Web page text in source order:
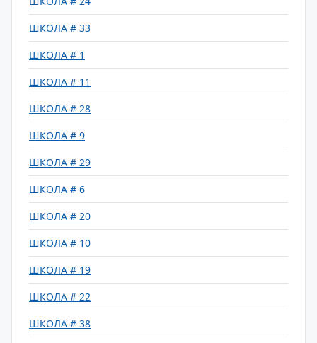
ШКОЛА # 33
ШКОЛА # 1
ШКОЛА # 11
ШКОЛА # 28
ШКОЛА # 9
ШКОЛА # 29
ШКОЛА # 6
ШКОЛА # 20
ШКОЛА # 10
ШКОЛА # 19
ШКОЛА # 22
ШКОЛА # 38